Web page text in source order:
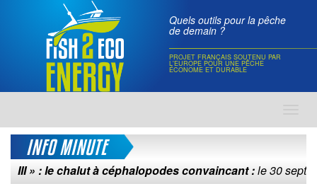
Quels outils pour la pêche
de demain ?
PROJET FRANÇAIS SOUTENU PAR
L'EUROPE POUR UNE PÊCHE
ÉCONOME ET DURABLE
INFO MINUTE
: le chalut à céphalopodes convaincant :le 30 septembre